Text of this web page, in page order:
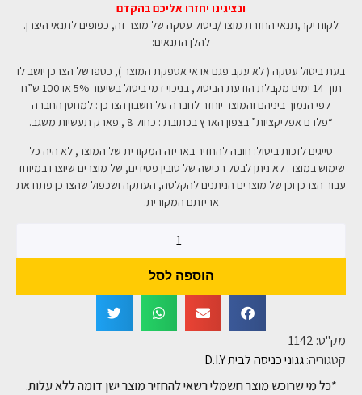
ונציגינו יחזרו אליכם בהקדם
לקוח יקר,תנאי החזרת מוצר/ביטול עסקה של מוצר זה, כפופים לתנאי היצרן.
להלן התנאים:
בעת ביטול עסקה ( לא עקב פגם או אי אספקת המוצר ), כספו של הצרכן יושב לו
תוך 14 ימים מקבלת הודעת הביטול, בניכוי דמי ביטול בשיעור 5% או 100 ש”ח
לפי הנמוך ביניהם והמוצר יוחזר לחברה על חשבון הצרכן : למחסן החברה
“פלרם אפליקציות” בצפון הארץ בכתובת : כחול 8 , פארק תעשיות משגב.
סייגים לזכות ביטול: חובה להחזיר באריזה המקורית של המוצר, לא היה כל
שימוש במוצר. לא ניתן לבטל רכישה של טובין פסידים, של מוצרים שיוצרו במיוחד
עבור הצרכן וכן של מוצרים הניתנים להקלטה, העתקה ושכפול שהצרכן פתח את
אריזתם המקורית.
הוספה לסל
מק"ט: 1142
קטגוריה:גגוני כניסה לבית D.I.Y
*כל מי שרוכש מוצר חשמלי רשאי להחזיר מוצר ישן דומה ללא עלות.